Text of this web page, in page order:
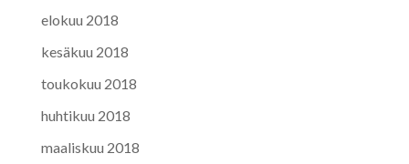
elokuu 2018
kesäkuu 2018
toukokuu 2018
huhtikuu 2018
maaliskuu 2018